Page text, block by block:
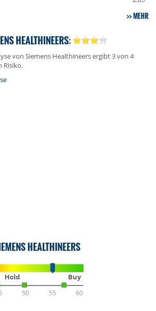
MEHR
HEALTHINEERS:
von Siemens Healthineers ergibt 3 von 4
Risiko.
HEALTHINEERS
Hold
Buy
50 55 60